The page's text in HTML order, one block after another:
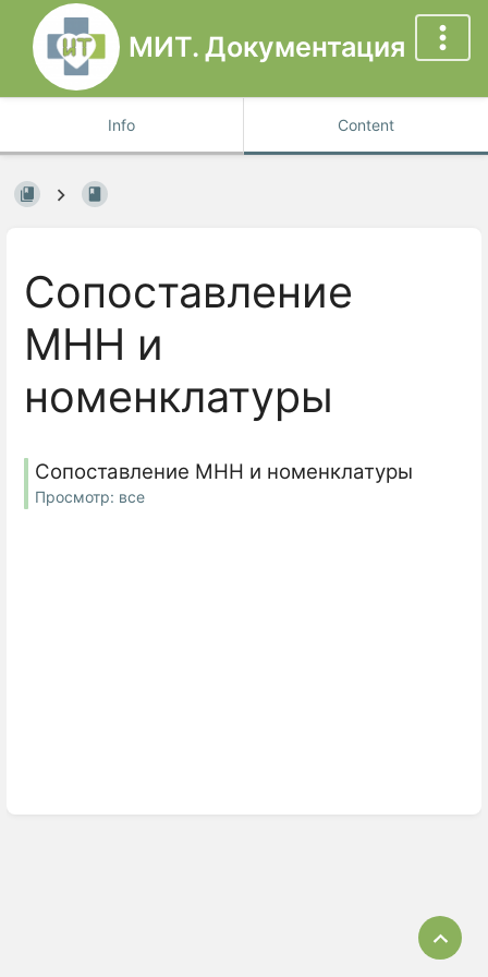
МИТ. Документация
Info Content
Сопоставление
МНН и
номенклатуры
Сопоставление МНН и номенклатуры
Просмотр: все